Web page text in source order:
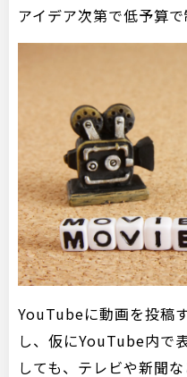
アイデア次第で低予算で
YouTubeに動画を投稿
し、仮にYouTube内で
しても、テレビや新聞